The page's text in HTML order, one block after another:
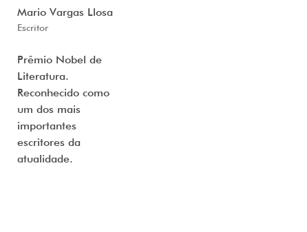
Mario Vargas Llosa
Escritor
Prêmio Nobel de
Literatura.
Reconhecido como
um dos mais
importantes
escritores da
atualidade.